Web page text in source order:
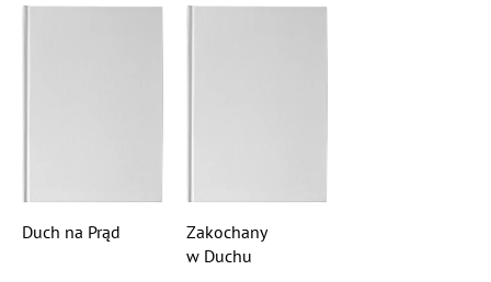
Duch na Prąd
Zakochany
w Duchu